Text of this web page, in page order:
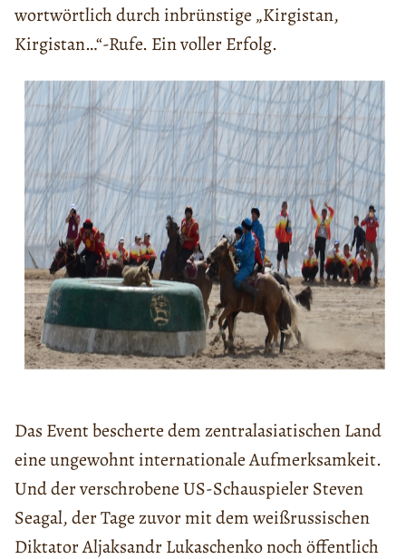
wortwörtlich durch inbrünstige „Kirgistan,
Kirgistan…“-Rufe. Ein voller Erfolg.
Das Event bescherte dem zentralasiatischen Land
eine ungewohnt internationale Aufmerksamkeit.
Und der verschrobene US-Schauspieler Steven
Seagal, der Tage zuvor mit dem weißrussischen
Diktator Aljaksandr Lukaschenko noch öffentlich